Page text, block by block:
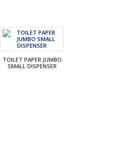
TOILET PAPER JUMBO
SMALL DISPENSER